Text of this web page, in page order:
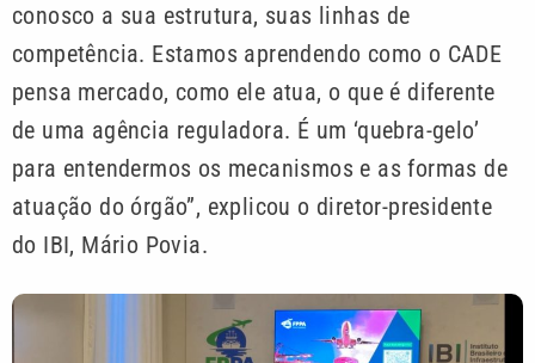
conosco a sua estrutura, suas linhas de
competência. Estamos aprendendo como o CADE
pensa mercado, como ele atua, o que é diferente
de uma agência reguladora. É um ‘quebra-gelo’
para entendermos os mecanismos e as formas de
atuação do órgão”, explicou o diretor-presidente
do IBI, Mário Povia.